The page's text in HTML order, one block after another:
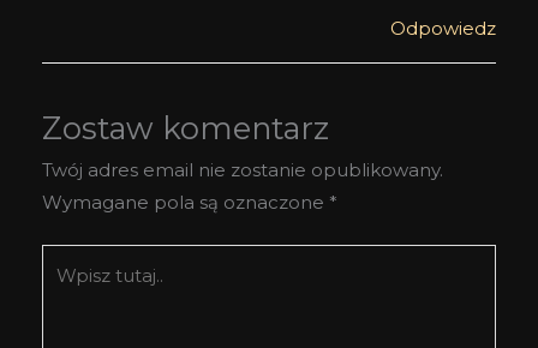
Odpowiedz
Zostaw komentarz
Twój adres email nie zostanie opublikowany.
Wymagane pola są oznaczone *
tutaj..